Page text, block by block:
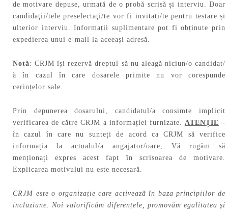
de motivare depuse, urmată de o probă scrisă și interviu. Doar
candidaţii/tele preselectaţi/te vor fi invitați/te pentru testare și
ulterior interviu. Informații suplimentare pot fi obținute prin
expedierea unui e-mail la aceeași adresă.
Notă: CRJM își rezervă dreptul să nu aleagă niciun/o candidat/
ă în cazul în care dosarele primite nu vor corespunde
cerințelor sale.
Prin depunerea dosarului, candidatul/a consimte implicit
verificarea de către CRJM a informației furnizate. ATENȚIE –
în cazul în care nu sunteți de acord ca CRJM să verifice
informația la actualul/a angajator/oare, Vă rugăm să
menționați expres acest fapt în scrisoarea de motivare.
Explicarea motivului nu este necesară.
CRJM este o organizație care activează în baza principiilor de
incluziune. Noi valorificăm diferențele, promovăm egalitatea și